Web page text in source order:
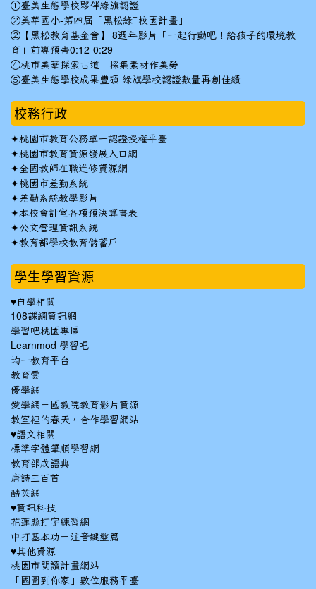
①臺美生態學校夥伴綠旗認證
②美華國小-第四屆「黑松綠⁺校園計畫」
②【黑松教育基金會】 8週年影片「一起行動吧！給孩子的環境教
育」前導預告0:12-0:29
④桃市美華探索古道 採集素材作美勞
⑤臺美生態學校成果豐碩 綠旗學校認證數量再創佳績
校務行政
✦桃園市教育公務單一認證授權平臺
✦桃園市教育資源發展入口網
✦全國教師在職進修資源網
✦桃園市差勤系統
✦ 差勤系統教學影片
✦本校會計室各項預決算書表
✦公文管理資訊系統
✦教育部學校教育儲蓄戶
學生學習資源
♥自學相關
108課綱資訊網
學習吧桃園專區
Learnmod 學習吧
均一教育平台
教育雲
優學網
愛學網－國教院教育影片資源
教室裡的春天，合作學習網站
♥語文相關
標準字體筆順學習網
教育部成語典
唐詩三百首
酷英網
♥資訊科技
花蓮縣打字練習網
中打基本功－注音鍵盤篇
♥其他資源
桃園市閱讀計畫網站
「國圖到你家」數位服務平臺